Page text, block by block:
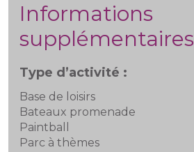
Informations
supplémentaires
Type d’activité :
Base de loisirs
Bateaux promenade
Paintball
Parc à thèmes